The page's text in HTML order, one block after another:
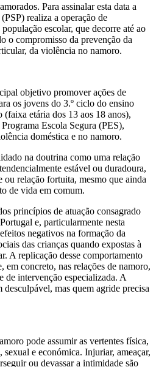
Para assinalar esta data a
realiza a operação de
escolar, que decorre até ao
o compromisso da prevenção da
da violência no namoro.
objetivo promover ações de
os jovens do 3.º ciclo do ensino
(faixa etária dos 13 aos 18 anos),
Escola Segura (PES),
doméstica e no namoro.
na doutrina como uma relação
estável ou duradoura,
ou relação fortuita, mesmo que ainda
de vida em comum.
princípios de atuação consagrado
e, particularmente nesta
negativos na formação da
das crianças quando expostas à
A replicação desse comportamento
concreto, nas relações de namoro,
de intervenção especializada. A
mas quem agride precisa
pode assumir as vertentes física,
e económica. Injuriar, ameaçar,
ou devassar a intimidade são